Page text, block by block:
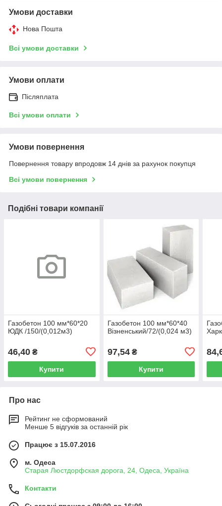
Умови доставки
Нова Пошта
Всі умови доставки
Умови оплати
Післяплата
Всі умови оплати
Умови повернення
Повернення товару впродовж 14 днів за рахунок покупця
Всі умови повернення
Подібні товари компанії
Газобетон 100 мм*60*20
ЮДК /150/(0,012м3)
46,40 ₴
Купити
Газобетон 100 мм*60*40
Візненський/72/(0,024 м3)
97,54₴
Купити
Про нас
Рейтинг не сформований
Менше 5 відгуків за останній рік
Працює з 15.07.2016
м. Одеса
Старая Люстдорфская дорога, 24, Одеса, Україна
Контакти